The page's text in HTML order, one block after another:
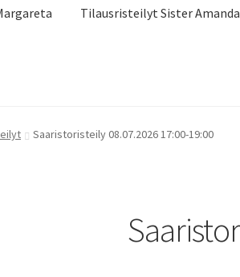
Tilausristeilyt Sister Amanda
Saaristoristeily 08.07.2026 17:00-19:00